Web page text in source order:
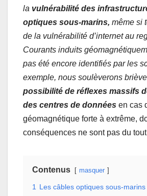
la vulnérabilité des
optiques sous-marins, même si
de la vulnérabilité d’internet au
Courants induits
pas été encore identifiés par les
exemple, nous soulèverons
possibilité de réflexes massifs
des centres de données en cas
géomagnétique forte à extrême,
conséquences ne sont pas du
Contenus masquer
1 Les câbles optiques sous-